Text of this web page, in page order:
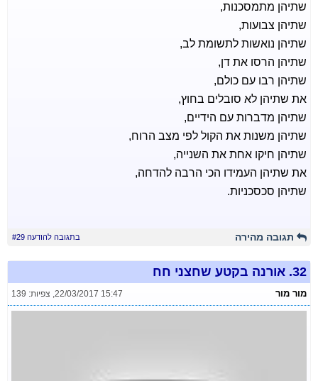
שתיהן מתמסכנות,
שתיהן צבועות,
שתיהן נואשות לתשומת לב,
שתיהן הרסו את דן,
שתיהן רבו עם כולם,
את שתיהן לא סובלים בחוץ,
שתיהן מדברות עם הידיים,
שתיהן משנות את הקול לפי מצב הרוח,
שתיהן חיקו אחת את השנייה,
את שתיהן העמידו הכי הרבה להדחה,
שתיהן סכסכניות.
תגובה מהירה בתגובה להודעה #29
32. אורנה בקטע שחצני חח
מור מור 22/03/2017 15:47
, צפיות: 139